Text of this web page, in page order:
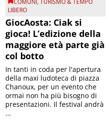
COMUNI ,
TURISMO & TEMPO
LIBERO
GiocAosta: Ciak si
gioca! L’edizione della
maggiore età parte già
col botto
In tanti in coda per l'apertura
della maxi ludoteca di piazza
Chanoux, per un evento che
ormai non ha più bisogno di
presentazioni. Il festival andrà
...